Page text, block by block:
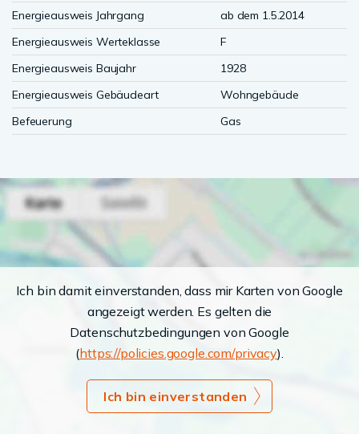
Energieausweis Jahrgang
ab dem 1.5.2014
Energieausweis Werteklasse
F
Energieausweis Baujahr
1928
Energieausweis Gebäudeart
Wohngebäude
Befeuerung
Gas
Ich bin damit einverstanden, dass mir Karten von Google
angezeigt werden. Es gelten die
Datenschutzbedingungen von Google
(https://policies.google.com/privacy).
Ich bin einverstanden